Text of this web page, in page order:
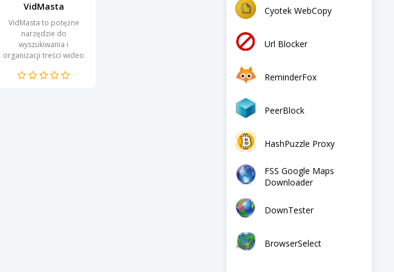
VidMasta
VidMasta to potężne
narzędzie do
wyszukiwania i
organizacji treści wideo
użytkownicy mogą łatwo
Cyotek WebCopy
Url Blocker
ReminderFox
PeerBlock
HashPuzzle Proxy
FSS Google Maps
Downloader
DownTester
BrowserSelect